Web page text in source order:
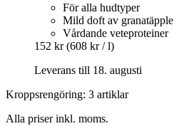
För alla hudtyper
Mild doft av granatäpple
Vårdande veteproteiner
152 kr (608 kr / l)
Leverans till 18. augusti
Kroppsrengöring: 3 artiklar
Alla priser inkl. moms.